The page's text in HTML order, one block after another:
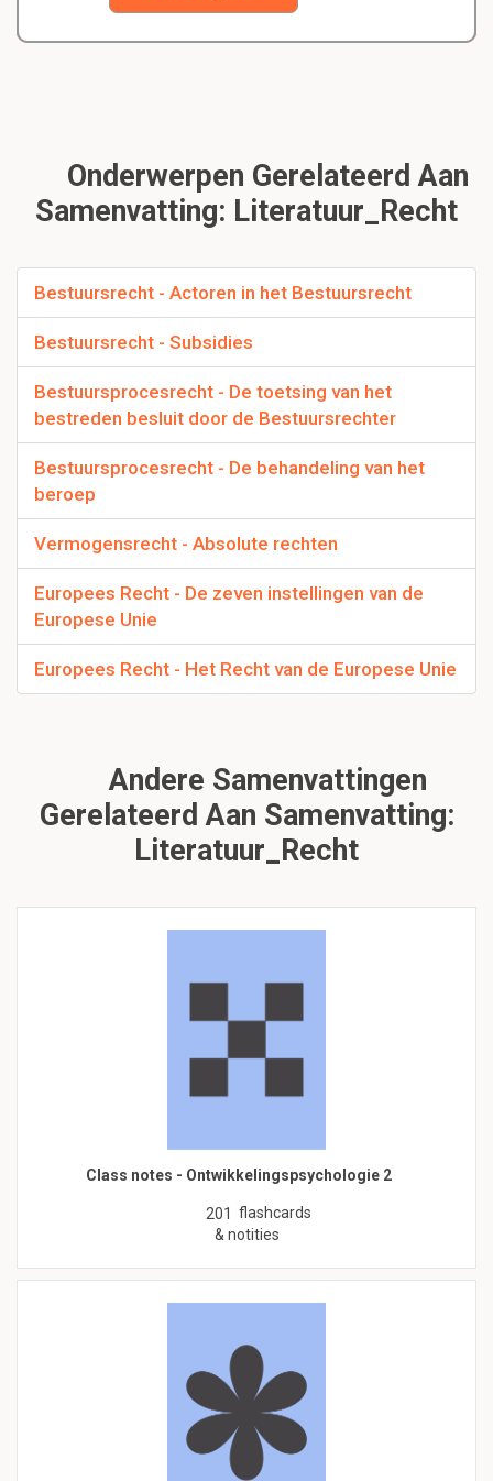
Onderwerpen Gerelateerd Aan
Samenvatting: Literatuur_Recht
Bestuursrecht - Actoren in het Bestuursrecht
Bestuursrecht - Subsidies
Bestuursprocesrecht - De toetsing van het
bestreden besluit door de Bestuursrechter
Bestuursprocesrecht - De behandeling van het
beroep
Vermogensrecht - Absolute rechten
Europees Recht - De zeven instellingen van de
Europese Unie
Europees Recht - Het Recht van de Europese Unie
Andere Samenvattingen
Gerelateerd Aan Samenvatting:
Literatuur_Recht
Class notes - Ontwikkelingspsychologie 2
201 flashcards
& notities